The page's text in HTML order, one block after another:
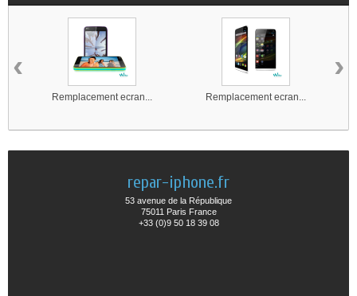
Remplacement ecran... Remplacement ecran...
‹ ›
repar-iphone.fr
53 avenue de la République
75011 Paris France
+33 (0)9 50 18 39 08